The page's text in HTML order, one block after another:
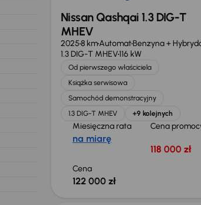
Nissan Qashqai 1.3 DIG-T
MHEV
20258 kmAutomatBenzyna +
1.3 DIG-T MHEV116 kW
Od pierwszego właściciela
Książka serwisowa
Samochód demonstracyjny
1.3 DIG-T MHEV
+9 kolejnych
Miesięczna rata
na miarę
Cena
118 000 zł
Cena
122 000 zł